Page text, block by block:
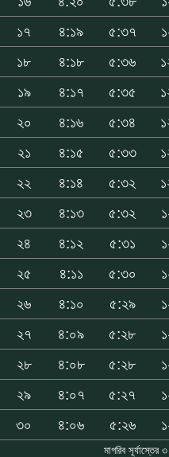
১৭
৪:১৯ ৫:৩৭
১৮
৪:১৮ ৫:৩৬
১৯
৪:১৭ ৫:৩৫
২০
৪:১৬ ৫:৩৪
২১
৪:১৫ ৫:৩৩
২২
৪:১৪ ৫:৩২
২৩
৪:১৩ ৫:৩২
২৪
৪:১২ ৫:৩১
২৫
৪:১১ ৫:৩০
২৬
৪:১০ ৫:২৯
২৭
৪:০৯ ৫:২৮
২৮
৪:০৮ ৫:২৮
২৯
৪:০৭ ৫:২৭
৩০
৪:০৬ ৫:২৬
মাগরিব সূর্যাস্তের